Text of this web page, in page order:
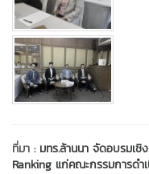
ที่มา : มทร.ล้านนา จัดอบรมเ
Ranking แก่คณะกรรมการดำ